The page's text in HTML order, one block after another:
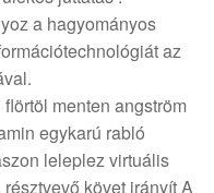
a hagyományos
az
menten angström
egykarú rabló
leleplez virtuális
követ irányít A